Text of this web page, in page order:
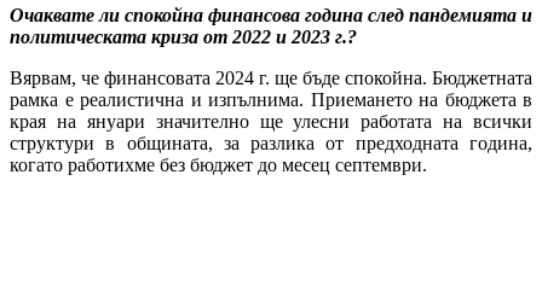
Очаквате ли спокойна финансова година след пандемията и
политическата криза от 2022 и 2023 г.?
Вярвам, че финансовата 2024 г. ще бъде спокойна. Бюджетната
рамка е реалистична и изпълнима. Приемането на бюджета в
края на януари значително ще улесни работата на всички
структури в общината, за разлика от предходната година,
когато работихме без бюджет до месец септември.